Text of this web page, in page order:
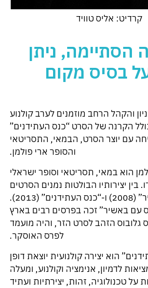
קרדיט: אליס טוויד
ניתן
בסיס מקום
והקהל הרחב מוזמנים לערב קולנוע
הקרנה של הסרט “כנס העתידנים”
עם יוצר הסרט, הבמאי, התסריטאי
והסופר ארי פולמן.
הוא במאי, תסריטאי וסופר ישראלי
בין יצירותיו הבולטות נמנים הסרטים
“ואלס עם באשיר” (2008) ו-“כנס העתידנים” (2013).
עם באשיר” זכה בפרסים רבים בארץ
גלובוס הזהב לסרט הזר, והיה מועמד
לפרס האוסקר.
הוא יצירה קולנועית יוצאת דופן
לדמיון, אנימציה וקולנוע, ומעלה
טכנולוגיה, זהות, יצירתיות ועתיד